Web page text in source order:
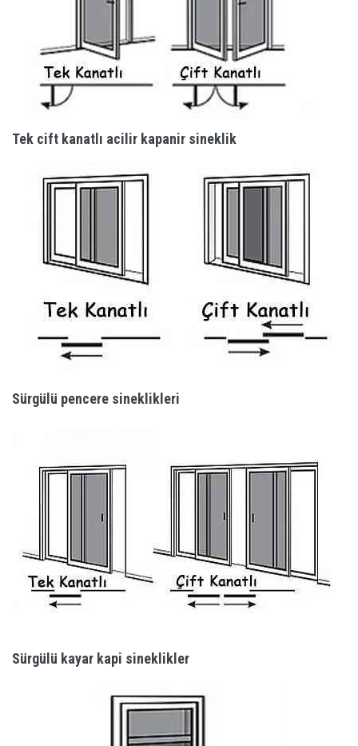
Tek cift kanatlı acilir kapanir sineklik
Sürgülü pencere sineklikleri
Sürgülü kayar kapi sineklikler